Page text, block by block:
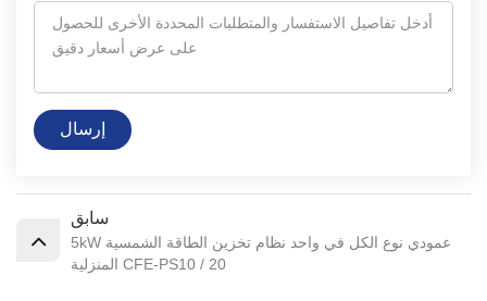
إرسال
سابق
5kW عمودي نوع الكل في واحد نظام تخزين الطاقة الشمسية
المنزلية CFE-PS10 / 20